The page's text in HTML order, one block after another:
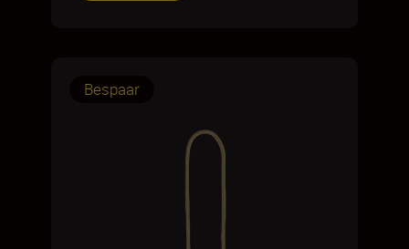
Bespaar